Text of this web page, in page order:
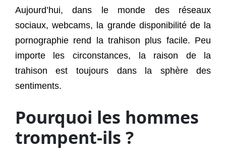
Aujourd’hui, dans le monde des réseaux
sociaux, webcams, la grande disponibilité de la
pornographie rend la trahison plus facile. Peu
importe les circonstances, la raison de la
trahison est toujours dans la sphère des
sentiments.
Pourquoi les hommes
trompent-ils ?